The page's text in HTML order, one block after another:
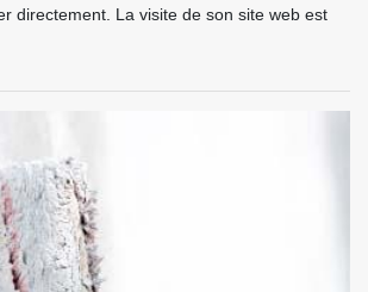
directement. La visite de son site web est